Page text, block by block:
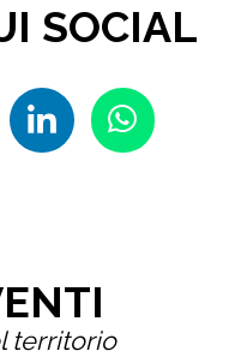
SOCIAL
territorio